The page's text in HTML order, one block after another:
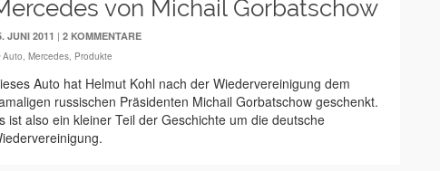
von Michail Gorbatschow
JUNI 2011 |2 KOMMENTARE
Auto,Mercedes, Produkte
Auto hat Helmut Kohl nach der Wiedervereinigung dem
russischen Präsidenten Michail Gorbatschow geschenkt.
ist also ein kleiner Teil der Geschichte um die deutsche